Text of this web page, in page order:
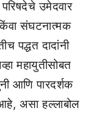
परिषदेचे उमेदवार
संघटनात्मक
पद्धत दादांनी
महायुतीसोबत
आणि पारदर्शक
असा हल्लाबोल